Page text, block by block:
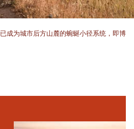
成为城市后方山麓的蜿蜒小径系统，即博